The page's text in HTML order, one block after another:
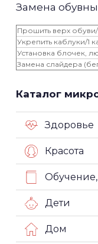
Замена
Прошить верх
Укрепить каблуки/1
Установка блочек,
Замена слайдера
Каталог
Здоровье
Красота
Дети
Дом